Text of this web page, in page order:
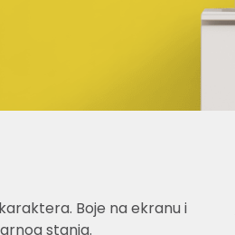
Boje na ekranu i
stanja.